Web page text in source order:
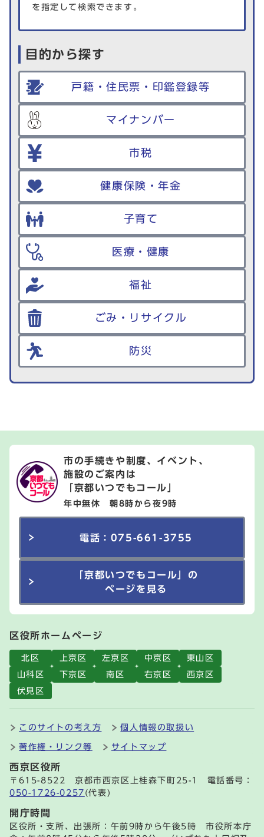
を指定して検索できます。
目的から探す
戸籍・住民票・印鑑登録等
マイナンバー
市税
健康保険・年金
子育て
医療・健康
福祉
ごみ・リサイクル
防災
市の手続きや制度、イベント、
施設のご案内は
「京都いつでもコール」
年中無休 朝8時から夜9時
電話：075-661-3755
「京都いつでもコール」の
ページを見る
区役所ホームページ
北区 上京区 左京区 中京区
東山区
山科区
下京区 南区 右京区
西京区
伏見区
このサイトの考え方 個人情報の取扱い
著作権・リンク等 サイトマップ
西京区役所
〒615-8522 京都市西京区上桂森下町25-1 電話番号：
050-1726-0257 (代表)
開庁時間
区役所・支所、出張所：午前9時から午後5時 市役所本庁